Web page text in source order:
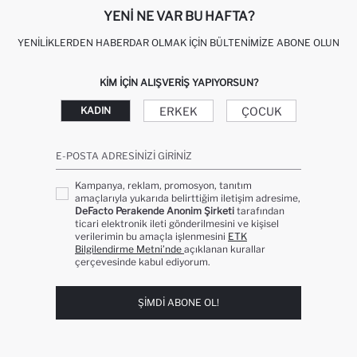
YENI NE VAR BU HAFTA?
YENILIKLERDEN HABERDAR OLMAK İÇIN BÜLTENIMIZE ABONE OLUN
KIM IÇIN ALIŞVERIŞ YAPIYORSUN?
KADIN ERKEK ÇOCUK
E-POSTA ADRESINIZI GIRINIZ
Kampanya, reklam, promosyon, tanıtım
amaçlarıyla yukarıda belirttiğim iletişim adresime,
DeFacto Perakende Anonim Şirketi tarafından
ticari elektronik ileti gönderilmesini ve kişisel
verilerimin bu amaçla işlenmesini ETK
Bilgilendirme Metni’nde açıklanan kurallar
çerçevesinde kabul ediyorum.
ŞIMDI ABONE OL!